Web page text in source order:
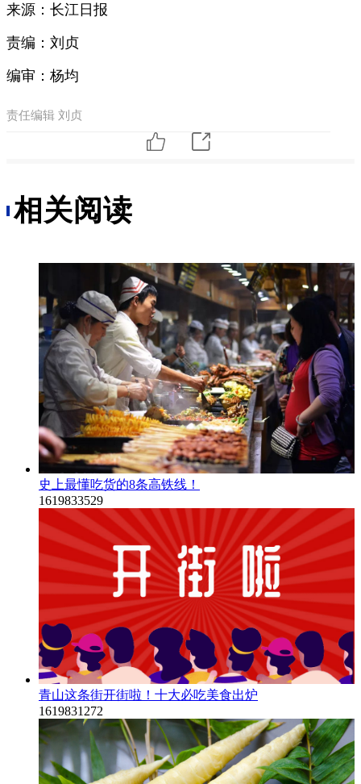
来源：长江日报
责编：刘贞
编审：杨均
责任编辑 刘贞
相关阅读
史上最懂吃货的8条高铁线！
1619833529
青山这条街开街啦！十大必吃美食出炉
1619831272